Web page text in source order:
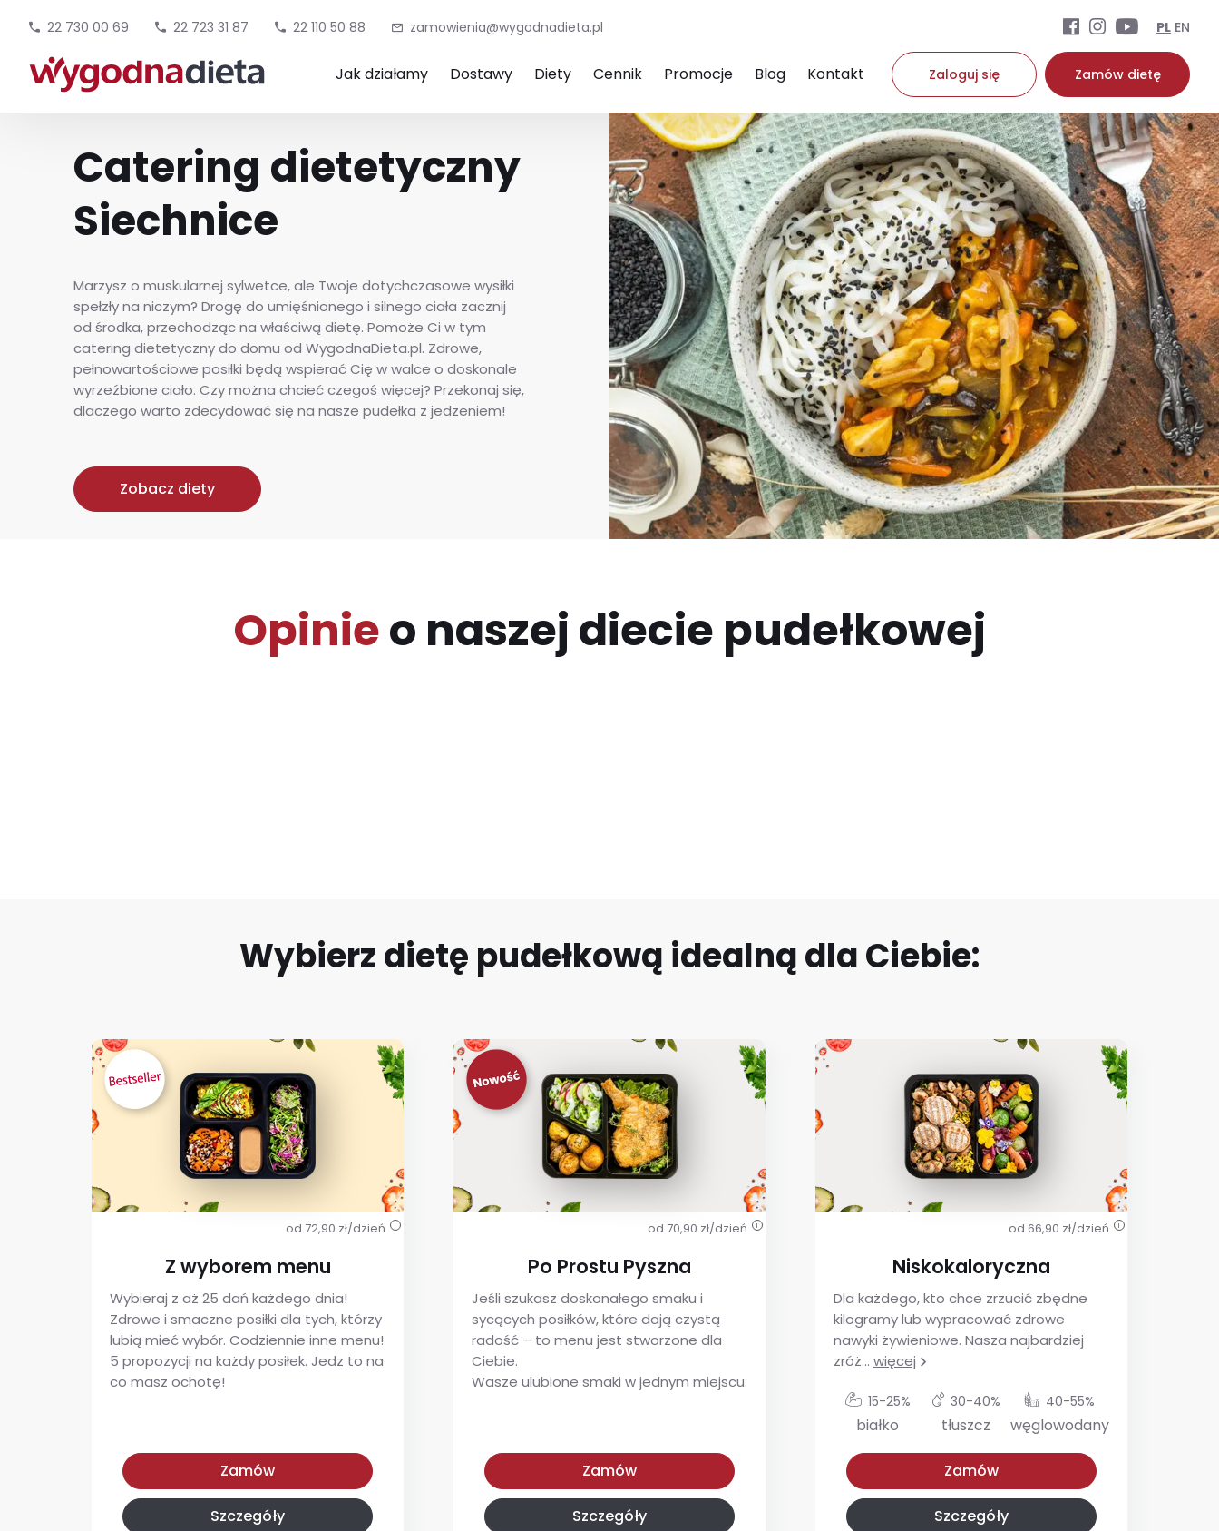
22 730 00 69 22 723 31 87 22 110 50 88 zamowienia@wygodnadieta.pl PL EN
Jak działamy Dostawy Diety Cennik Promocje Blog Kontakt Zaloguj się Zamów dietę
Catering dietetyczny
Siechnice
Marzysz o muskularnej sylwetce, ale Twoje dotychczasowe wysiłki
spełzły na niczym? Drogę do umięśnionego i silnego ciała zacznij
od środka, przechodząc na właściwą dietę. Pomoże Ci w tym
catering dietetyczny do domu od WygodnaDieta.pl. Zdrowe,
pełnowartościowe posiłki będą wspierać Cię w walce o doskonale
wyrzeźbione ciało. Czy można chcieć czegoś więcej? Przekonaj się,
dlaczego warto zdecydować się na nasze pudełka z jedzeniem!
Zobacz diety
Opinieo naszej diecie pudełkowej
Wybierz dietę pudełkową idealną dla Ciebie:
od 72,90 zł/dzień i
Z wyborem menu
Wybieraj z aż 25 dań każdego dnia!
Zdrowe i smaczne posiłki dla tych, którzy
lubią mieć wybór. Codziennie inne menu!
5 propozycji na każdy posiłek. Jedz to na
co masz ochotę!
Z wyborem menu
Zamów
Szczegóły
od 70,90 zł/dzień i
Po Prostu Pyszna
Jeśli szukasz doskonałego smaku i
sycących posiłków, które dają czystą
radość – to menu jest stworzone dla
Ciebie.
Wasze ulubione smaki w jednym miejscu.
Po Prostu Pyszna
Zamów
Szczegóły
od 66,90 zł/dzień i
Niskokaloryczna
Dla każdego, kto chce zrzucić zbędne
kilogramy lub wypracować zdrowe
nawyki żywieniowe. Nasza najbardziej
zróż... więcej
15-25%
białko
30-40%
tłuszcz
40-55%
węglowodany
Zamów
Szczegóły